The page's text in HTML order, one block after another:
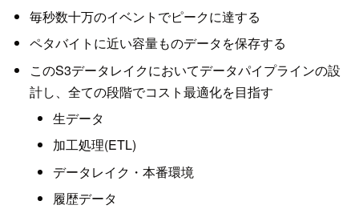
毎秒数十万のイベントでピークに達する
ペタバイトに近い容量ものデータを保存する
このS3データレイクにおいてデータパイプラインの設
計し、全ての段階でコスト最適化を目指す
生データ
加工処理(ETL)
データレイク・本番環境
履歴データ